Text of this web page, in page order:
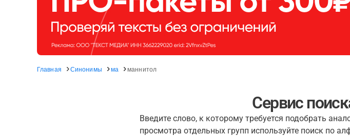
Главная Синонимы ма маннитол
Сервис
Введите слово, к которому требуется подобрать
просмотра отдельных групп используйте поиск по